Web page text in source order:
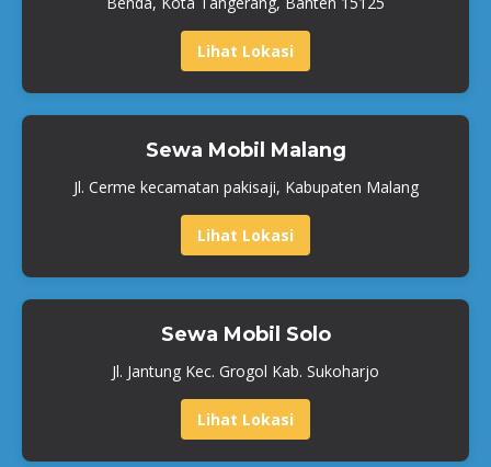
Lihat Lokasi
Sewa Mobil Malang
Jl. Cerme kecamatan pakisaji, Kabupaten Malang
Lihat Lokasi
Sewa Mobil Solo
Jl. Jantung Kec. Grogol Kab. Sukoharjo
Lihat Lokasi